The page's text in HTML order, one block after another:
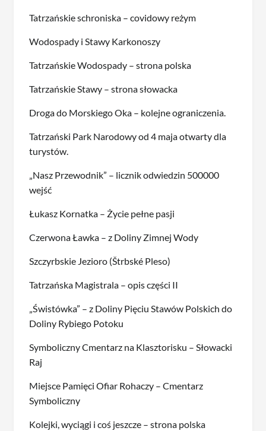
Tatrzańskie schroniska – covidowy reżym
Wodospady i Stawy Karkonoszy
Tatrzańskie Wodospady – strona polska
Tatrzańskie Stawy – strona słowacka
Droga do Morskiego Oka – kolejne ograniczenia.
Tatrzański Park Narodowy od 4 maja otwarty dla
turystów.
„Nasz Przewodnik” – licznik odwiedzin 500000
wejść
Łukasz Kornatka – Życie pełne pasji
Czerwona Ławka – z Doliny Zimnej Wody
Szczyrbskie Jezioro (Štrbské Pleso)
Tatrzańska Magistrala – opis części II
„Świstówka” – z Doliny Pięciu Stawów Polskich do
Doliny Rybiego Potoku
Symboliczny Cmentarz na Klasztorisku – Słowacki
Raj
Miejsce Pamięci Ofiar Rohaczy – Cmentarz
Symboliczny
Kolejki, wyciągi i coś jeszcze – strona polska